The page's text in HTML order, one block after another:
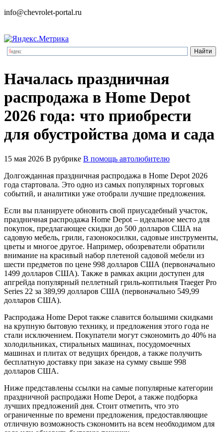
info@chevrolet-portal.ru
Началась праздничная
распродажа в Home Depot
2026 года: что приобрести
для обустройства дома и сада
15 мая 2026 В рубрике В помощь автолюбителю
Долгожданная праздничная распродажа в Home Depot 2026
года стартовала. Это одно из самых популярных торговых
событий, и аналитики уже отобрали лучшие предложения.
Если вы планируете обновить свой приусадебный участок,
праздничная распродажа Home Depot – идеальное место для
покупок, предлагающее скидки до 500 долларов США на
садовую мебель, грили, газонокосилки, садовые инструменты,
цветы и многое другое. Например, обозреватели обратили
внимание на красивый набор плетеной садовой мебели из
шести предметов по цене 998 долларов США (первоначально
1499 долларов США). Также в рамках акции доступен для
апгрейда популярный пеллетный гриль-коптильня Traeger Pro
Series 22 за 389,99 долларов США (первоначально 549,99
долларов США).
Распродажа Home Depot также славится большими скидками
на крупную бытовую технику, и предложения этого года не
стали исключением. Покупатели могут сэкономить до 40% на
холодильниках, стиральных машинах, посудомоечных
машинах и плитах от ведущих брендов, а также получить
бесплатную доставку при заказе на сумму свыше 998
долларов США.
Ниже представлены ссылки на самые популярные категории
праздничной распродажи Home Depot, а также подборка
лучших предложений дня. Стоит отметить, что это
ограниченные по времени предложения, предоставляющие
отличную возможность сэкономить на всем необходимом для